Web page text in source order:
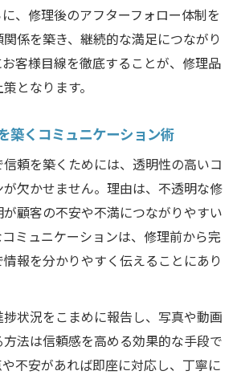
、修理後のアフターフォロー体制を
係を築き、継続的な満足につながり
客様目線を徹底することが、修理品
となります。
築くコミュニケーション術
頼を築くためには、透明性の高いコ
欠かせません。理由は、不透明な修
顧客の不安や不満につながりやすい
ミュニケーションは、修理前から完
報を分かりやすく伝えることにあり
状況をこまめに報告し、写真や動画
法は信頼感を高める効果的な手段で
不安があれば即座に対応し、丁寧に